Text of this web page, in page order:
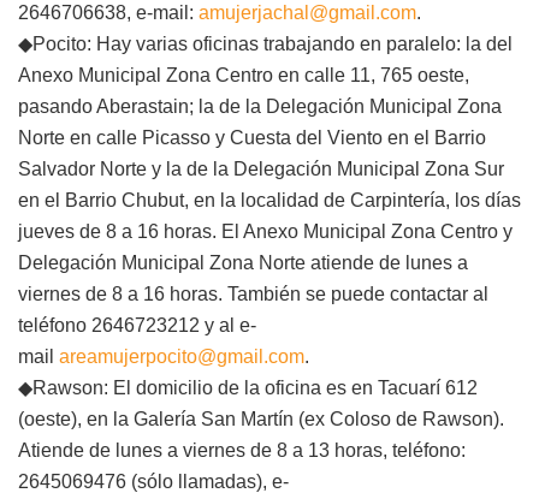
2646706638, e-mail: amujerjachal@gmail.com.
◆Pocito: Hay varias oficinas trabajando en paralelo: la del
Anexo Municipal Zona Centro en calle 11, 765 oeste,
pasando Aberastain; la de la Delegación Municipal Zona
Norte en calle Picasso y Cuesta del Viento en el Barrio
Salvador Norte y la de la Delegación Municipal Zona Sur
en el Barrio Chubut, en la localidad de Carpintería, los días
jueves de 8 a 16 horas. El Anexo Municipal Zona Centro y
Delegación Municipal Zona Norte atiende de lunes a
viernes de 8 a 16 horas. También se puede contactar al
teléfono 2646723212 y al e-
mail areamujerpocito@gmail.com.
◆Rawson: El domicilio de la oficina es en Tacuarí 612
(oeste), en la Galería San Martín (ex Coloso de Rawson).
Atiende de lunes a viernes de 8 a 13 horas, teléfono:
2645069476 (sólo llamadas), e-